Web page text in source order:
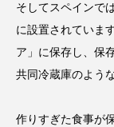
そしてスペインで
に設置されていま
ア」に保存し、保
共同冷蔵庫のよう
作りすぎた食事が